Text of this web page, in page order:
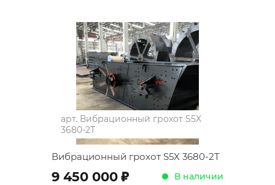
арт. Вибрационный грохот S5X
3680-2Т
Вибрационный грохот S5X 3680-2Т
9 450 000 ; В наличии